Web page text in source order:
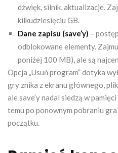
dźwięk, silnik, aktualizacje.
kilkudziesięciu GB.
Dane zapisu (save’y) –
odblokowane elementy.
poniżej 100 MB), ale są
Opcja „Usuń program” dotyka
gry znika z ekranu głównego,
ale save’y nadal siedzą w
temu po ponownym pobraniu
początku.